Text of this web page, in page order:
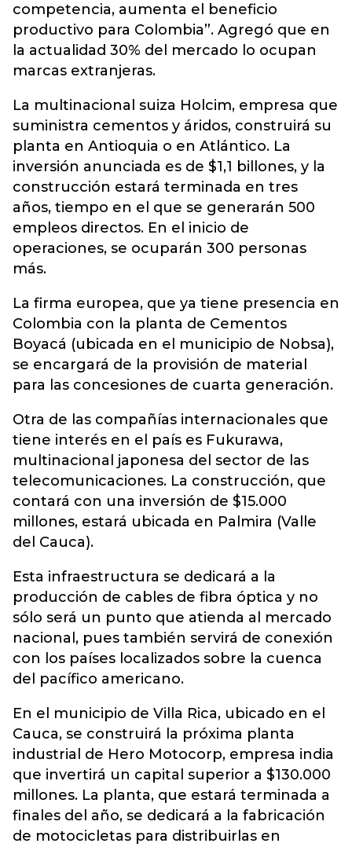
competencia, aumenta el beneficio
productivo para Colombia”. Agregó que en
la actualidad 30% del mercado lo ocupan
marcas extranjeras.
La multinacional suiza Holcim, empresa que
suministra cementos y áridos, construirá su
planta en Antioquia o en Atlántico. La
inversión anunciada es de $1,1 billones, y la
construcción estará terminada en tres
años, tiempo en el que se generarán 500
empleos directos. En el inicio de
operaciones, se ocuparán 300 personas
más.
La firma europea, que ya tiene presencia en
Colombia con la planta de Cementos
Boyacá (ubicada en el municipio de Nobsa),
se encargará de la provisión de material
para las concesiones de cuarta generación.
Otra de las compañías internacionales que
tiene interés en el país es Fukurawa,
multinacional japonesa del sector de las
telecomunicaciones. La construcción, que
contará con una inversión de $15.000
millones, estará ubicada en Palmira (Valle
del Cauca).
Esta infraestructura se dedicará a la
producción de cables de fibra óptica y no
sólo será un punto que atienda al mercado
nacional, pues también servirá de conexión
con los países localizados sobre la cuenca
del pacífico americano.
En el municipio de Villa Rica, ubicado en el
Cauca, se construirá la próxima planta
industrial de Hero Motocorp, empresa india
que invertirá un capital superior a $130.000
millones. La planta, que estará terminada a
finales del año, se dedicará a la fabricación
de motocicletas para distribuirlas en